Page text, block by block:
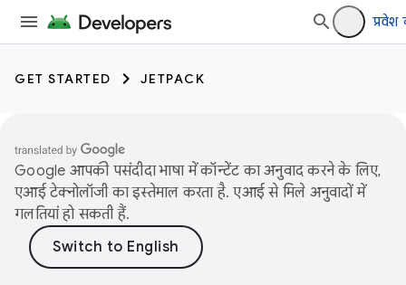
प्रवेश
GET STARTED JETPACK
Google आपकी पसंदीदा भाषा में कॉन्टेंट का अनुवाद करने के लिए,
एआई टेक्नोलॉजी का इस्तेमाल करता है. एआई से मिले अनुवादों में
गलतियां हो सकती हैं.